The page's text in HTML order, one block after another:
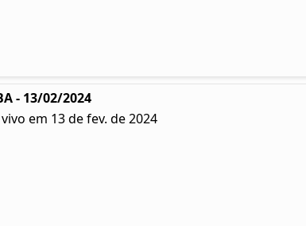
- 13/02/2024
em 13 de fev. de 2024